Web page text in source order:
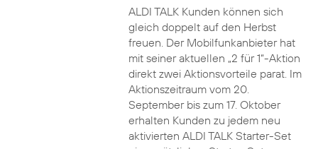
ALDI TALK Kunden können sich
gleich doppelt auf den Herbst
freuen. Der Mobilfunkanbieter hat
mit seiner aktuellen „2 für 1“-Aktion
direkt zwei Aktionsvorteile parat. Im
Aktionszeitraum vom 20.
September bis zum 17. Oktober
erhalten Kunden zu jedem neu
aktivierten ALDI TALK Starter-Set